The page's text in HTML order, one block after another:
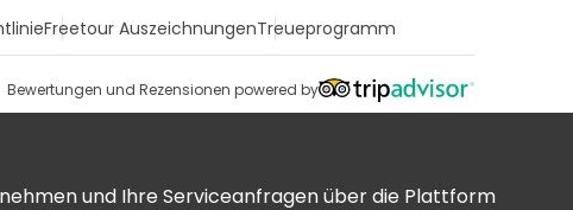
Freetour AuszeichnungenTreueprogramm
Bewertungen und Rezensionen powered by
und Ihre Serviceanfragen über die Plattform